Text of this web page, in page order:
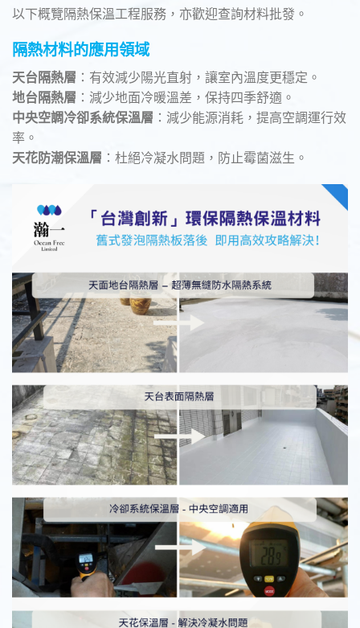
以下概覽隔熱保溫工程服務，亦歡迎查詢材料批發。
隔熱材料的應用領域
天台隔熱層 ：有效減少陽光直射，讓室內溫度更穩定。
地台隔熱層 ：減少地面冷暖溫差，保持四季舒適。
中央空調冷卻系統保溫層 ：減少能源消耗，提高空調運行效
率。
天花防潮保溫層 ：杜絕冷凝水問題，防止霉菌滋生。